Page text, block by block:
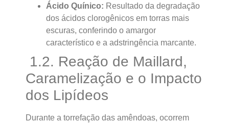
Ácido Quínico: Resultado da degradação
dos ácidos clorogênicos em torras mais
escuras, conferindo o amargor
característico e a adstringência marcante.
1.2. Reação de Maillard,
Caramelização e o Impacto
dos Lipídeos
Durante a torrefação das amêndoas, ocorrem